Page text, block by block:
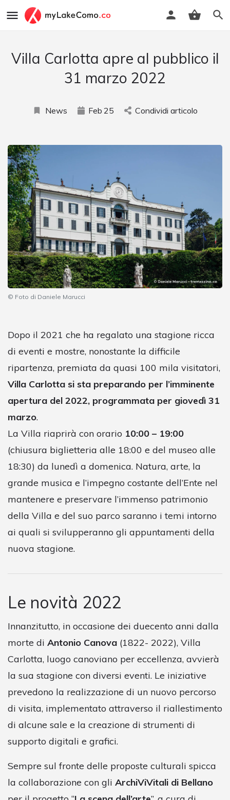
Villa Carlotta apre al pubblico il
31 marzo 2022
News Feb 25 Condividi articolo
© Foto di Daniele Marucci
Dopo il 2021 che ha regalato una stagione ricca
di eventi e mostre, nonostante la difficile
ripartenza, premiata da quasi 100 mila visitatori,
Villa Carlotta si sta preparando per l’imminente
apertura del 2022, programmata per giovedì 31
marzo.
La Villa riaprirà con orario 10:00 – 19:00
(chiusura biglietteria alle 18:00 e del museo alle
18:30) da lunedì a domenica. Natura, arte, la
grande musica e l’impegno costante dell’Ente nel
mantenere e preservare l’immenso patrimonio
della Villa e del suo parco saranno i temi intorno
ai quali si svilupperanno gli appuntamenti della
nuova stagione.
Le novità 2022
Innanzitutto, in occasione dei duecento anni dalla
morte di Antonio Canova (1822- 2022), Villa
Carlotta, luogo canoviano per eccellenza, avvierà
la sua stagione con diversi eventi. Le iniziative
prevedono la realizzazione di un nuovo percorso
di visita, implementato attraverso il riallestimento
di alcune sale e la creazione di strumenti di
supporto digitali e grafici.
Sempre sul fronte delle proposte culturali spicca
la collaborazione con gli ArchiViVitali di Bellano